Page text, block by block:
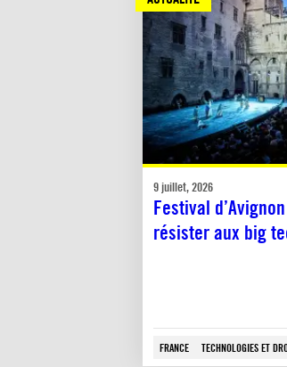
9 juillet, 2026
Festival
résister aux big
FRANCE TECHNOLOGIES ET